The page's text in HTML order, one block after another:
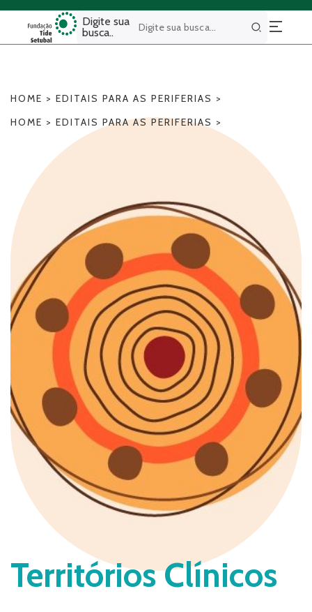
Digite sua
busca..
Buscar
HOME > EDITAIS PARA AS PERIFERIAS >
HOME > EDITAIS PARA AS PERIFERIAS >
Territórios Clínicos